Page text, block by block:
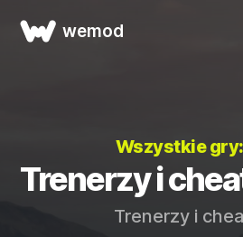
wemod
Wszystkie
Trenerzy i
Trenerzy i